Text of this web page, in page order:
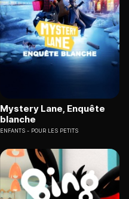
Mystery Lane, Enquête
blanche
ENFANTS POUR LES PETITS